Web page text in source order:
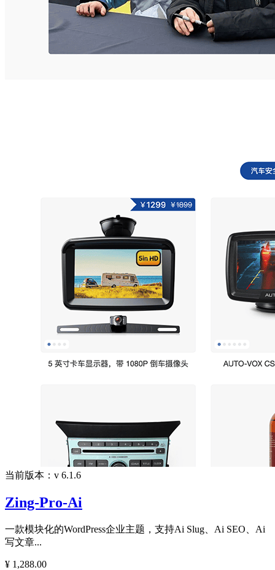
当前版本：v 6.1.6
Zing-Pro-Ai
一款模块化的WordPress企业主题，支持Ai Slug、Ai SEO、Ai
写文章...
¥ 1,288.00